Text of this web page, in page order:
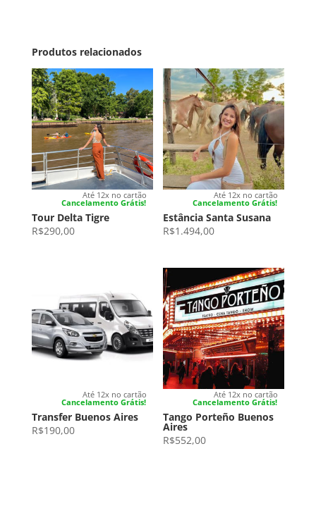
Produtos relacionados
Até 12x no cartão
Cancelamento Grátis!
Tour Delta Tigre
R$290,00
Até 12x no cartão
Cancelamento Grátis!
Estância Santa Susana
R$1.494,00
Até 12x no cartão
Cancelamento Grátis!
Transfer Buenos Aires
R$190,00
Até 12x no cartão
Cancelamento Grátis!
Tango Porteño Buenos
Aires
R$552,00